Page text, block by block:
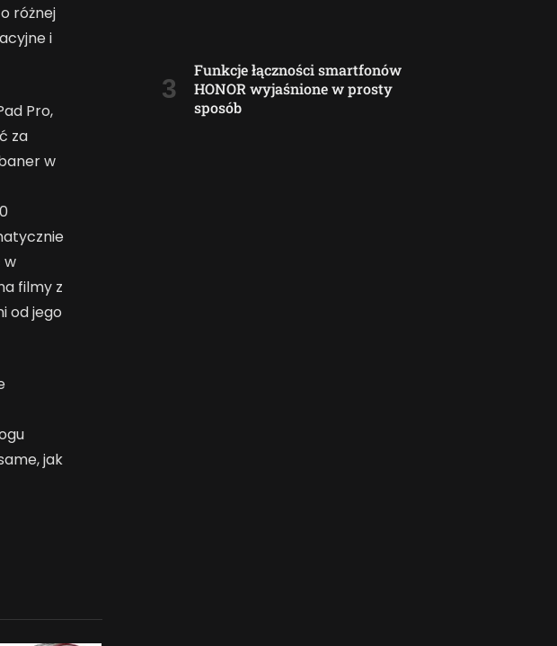
różnej
i
Pro,
za
w
w
filmy z
od jego
jak
Funkcje łączności smartfonów
HONOR wyjaśnione w prosty
sposób